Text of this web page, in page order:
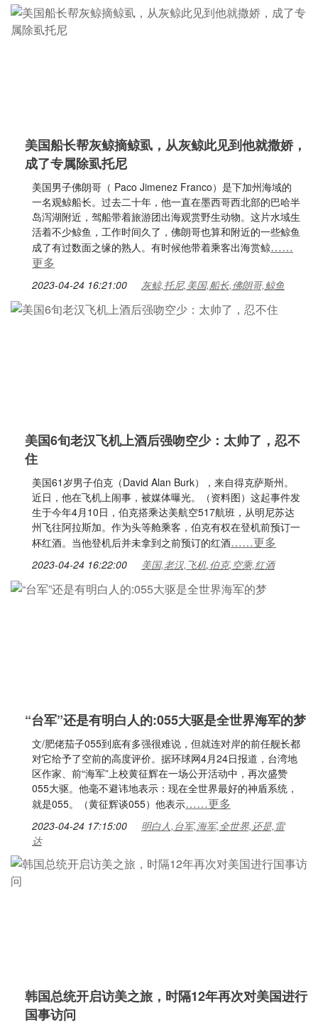
美国船长帮灰鲸摘鲸虱，从灰鲸此见到他就撒娇，
成了专属除虱托尼
美国男子佛朗哥（ Paco Jimenez Franco）是下加州海域的
一名观鲸船长。过去二十年，他一直在墨西哥西北部的巴哈半
岛泻湖附近，驾船带着旅游团出海观赏野生动物。这片水域生
活着不少鲸鱼，工作时间久了，佛朗哥也算和附近的一些鲸鱼
成了有过数面之缘的熟人。有时候他带着乘客出海赏鲸……
更多
2023-04-24 16:21:00 灰鲸,托尼,美国,船长,佛朗哥,鲸鱼
美国6旬老汉飞机上酒后强吻空少：太帅了，忍不
住
美国61岁男子伯克（David Alan Burk），来自得克萨斯州。
近日，他在飞机上闹事，被媒体曝光。（资料图）这起事件发
生于今年4月10日，伯克搭乘达美航空517航班，从明尼苏达
州飞往阿拉斯加。作为头等舱乘客，伯克有权在登机前预订一
杯红酒。当他登机后并未拿到之前预订的红酒……更多
2023-04-24 16:22:00 美国,老汉,飞机,伯克,空乘,红酒
“台军”还是有明白人的:055大驱是全世界海军的梦
文/肥佬茄子055到底有多强很难说，但就连对岸的前任舰长都
对它给予了空前的高度评价。据环球网4月24日报道，台湾地
区作家、前“海军”上校黄征辉在一场公开活动中，再次盛赞
055大驱。他毫不避讳地表示：现在全世界最好的神盾系统，
就是055。（黄征辉谈055）他表示……更多
2023-04-24 17:15:00
明白人,台军,海军,全世界,还是,雷
达
韩国总统开启访美之旅，时隔12年再次对美国进行
国事访问